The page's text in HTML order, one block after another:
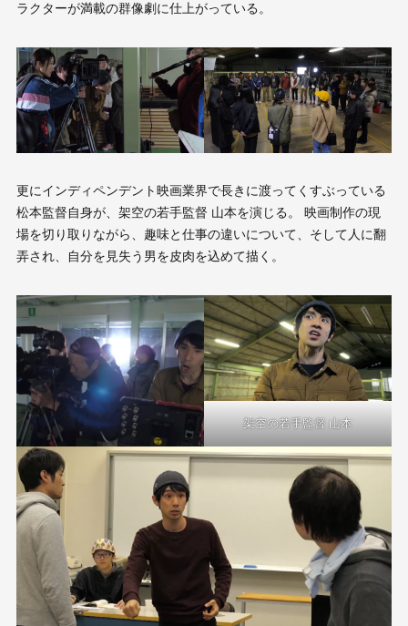
ラクターが満載の群像劇に仕上がっている。
更にインディペンデント映画業界で長きに渡ってくすぶっている
松本監督自身が、架空の若手監督 山本を演じる。 映画制作の現
場を切り取りながら、趣味と仕事の違いについて、そして人に翻
弄され、自分を見失う男を皮肉を込めて描く。
架空の若手監督 山本